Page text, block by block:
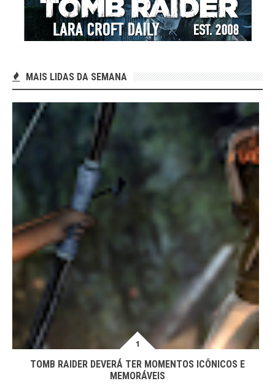
MAIS LIDAS DA SEMANA
TOMB RAIDER DEVERÁ TER MOMENTOS ICÔNICOS E
MEMORÁVEIS